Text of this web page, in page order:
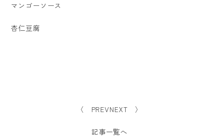
マンゴーソース
杏仁豆腐
NEXT 〉
〈 PREV
記事一覧へ